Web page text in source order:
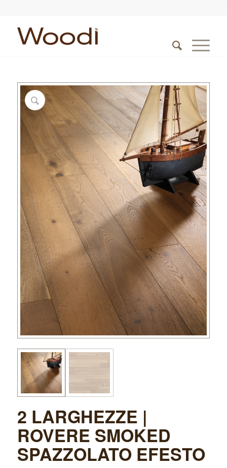
2 LARGHEZZE |
ROVERE SMOKED
SPAZZOLATO EFESTO